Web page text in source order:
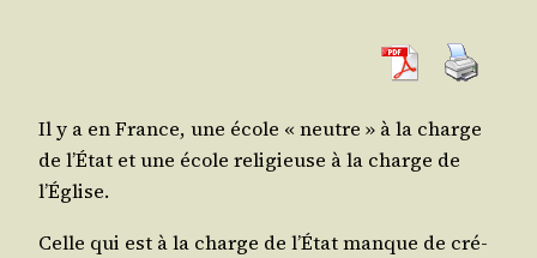
Il y a en France, une école « neutre » à la charge
de l’É­tat et une école reli­gieuse à la charge de
l’Église.
Celle qui est à la charge de l’É­tat manque de cré­